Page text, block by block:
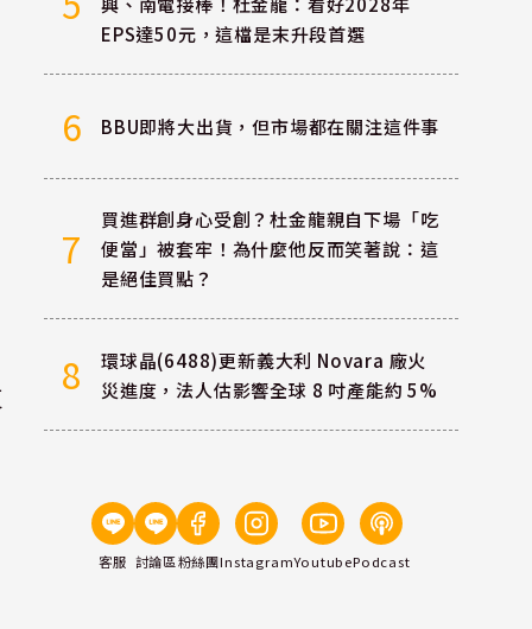
EPS達50元，這檔是末升段首選
6 BBU即將大出貨，但市場都在關注這件事
7
買進群創身心受創？杜金龍親自下場「吃
便當」被套牢！為什麼他反而笑著說：這
是絕佳買點？
8
環球晶(6488)更新義大利 Novara 廠火
災進度，法人估影響全球 8 吋產能約 5%
客服 討論區粉絲團InstagramYoutubePodcast